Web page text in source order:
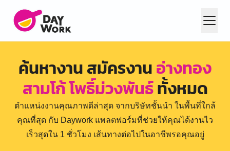
ค้นหางาน สมัครงานอ่างทอง
สามโก้ โพธิ์ม่วงพันธ์ทั้งหมด
ตำแหน่งงานคุณภาพดีล่าสุด จากบริษัทชั้นนำ ในพื้นที่ใกล้
คุณที่สุด กับ Daywork แพลตฟอร์มที่ช่วยให้คุณได้งานไว
เร็วสุดใน 1 ชั่วโมง เส้นทางต่อไปในอาชีพรอคุณอยู่